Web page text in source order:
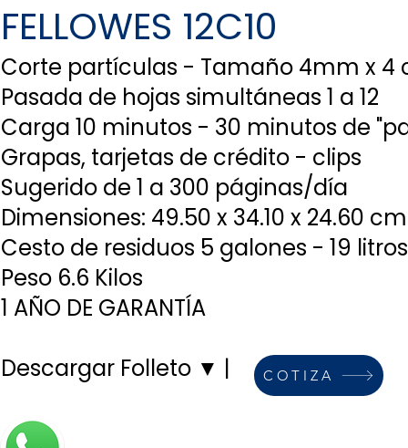
FELLOWES 12C10
Corte partículas - Tamaño 4mm x 4
Pasada de hojas simultáneas 1 a 12
Carga 10 minutos - 30 minutos de
Grapas, tarjetas de crédito - clips
Sugerido de 1 a 300 páginas/día
Dimensiones: 49.50 x 34.10 x 24.60 cm
Cesto de residuos 5 galones - 19
Peso 6.6 Kilos
1 AÑO DE GARANTÍA
Descargar Folleto ▼ | ​ COTIZA